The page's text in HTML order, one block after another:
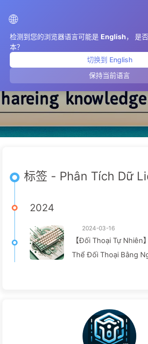
🌐
检测到您的浏览器语言可能是 English， 是
本？
切换到 English
保持当前语言
Phân Tích Dữ
标签 - Phân Tích Dữ
2024
2024-03-16
【Đối Thoại Tự Nhiên
Thể Đối Thoại Bằng